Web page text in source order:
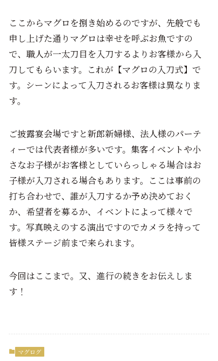
ここからマグロを捌き始めるのですが、先般でも
申し上げた通りマグロは幸せを呼ぶお魚ですの
で、職人が一太刀目を入刀するよりお客様から入
刀してもらいます。これが【マグロの入刀式】で
す。シーンによって入刀されるお客様は異なりま
す。
ご披露宴会場ですと新郎新婦様、法人様のパーテ
ィーでは代表者様が多いです。集客イベントや小
さなお子様がお客様としていらっしゃる場合はお
子様が入刀される場合もあります。ここは事前の
打ち合わせで、誰が入刀するか予め決めておく
か、希望者を募るか、イベントによって様々で
す。写真映えのする演出ですのでカメラを持って
皆様ステージ前まで来られます。
今回はここまで。又、進行の続きをお伝えしま
す！
マグログ